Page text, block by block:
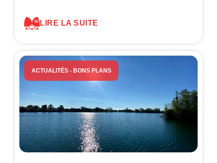
LIRE LA SUITE
ACTUALITÉS - BONS PLANS